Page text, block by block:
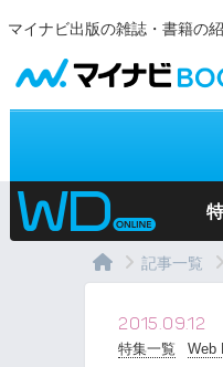
マイナビ出版の雑誌・書籍の
記事一覧
2015.09.12
特集一覧 Web